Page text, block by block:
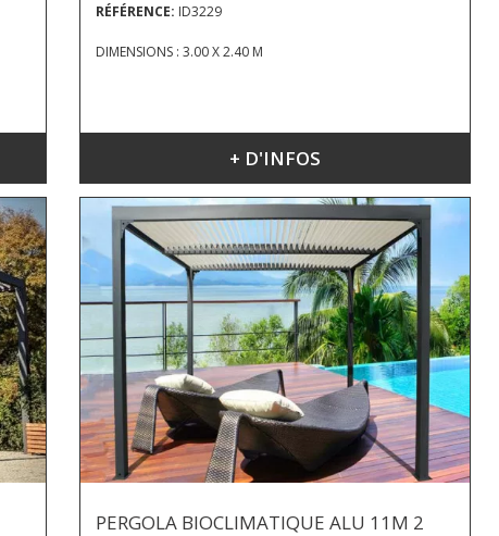
RÉFÉRENCE: ID3229
DIMENSIONS : 3.00 X 2.40 M
+ D'INFOS
PERGOLA BIOCLIMATIQUE ALU 11M 2